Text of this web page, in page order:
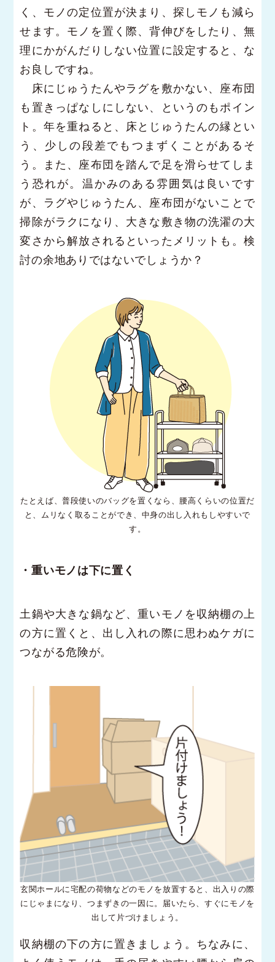
く、モノの定位置が決まり、探しモノも減ら
せます。モノを置く際、背伸びをしたり、無
理にかがんだりしない位置に設定すると、な
お良しですね。
床にじゅうたんやラグを敷かない、座布団
も置きっぱなしにしない、というのもポイン
ト。年を重ねると、床とじゅうたんの縁とい
う、少しの段差でもつまずくことがあるそ
う。また、座布団を踏んで足を滑らせてしま
う恐れが。温かみのある雰囲気は良いです
が、ラグやじゅうたん、座布団がないことで
掃除がラクになり、大きな敷き物の洗濯の大
変さから解放されるといったメリットも。検
討の余地ありではないでしょうか？
たとえば、普段使いのバッグを置くなら、腰高くらいの位置だ
と、ムリなく取ることができ、中身の出し入れもしやすいで
す。
・重いモノは下に置く
土鍋や大きな鍋など、重いモノを収納棚の上
の方に置くと、出し入れの際に思わぬケガに
つながる危険が。
玄関ホールに宅配の荷物などのモノを放置すると、出入りの際
にじゃまになり、つまずきの一因に。届いたら、すぐにモノを
出して片づけましょう。
収納棚の下の方に置きましょう。ちなみに、